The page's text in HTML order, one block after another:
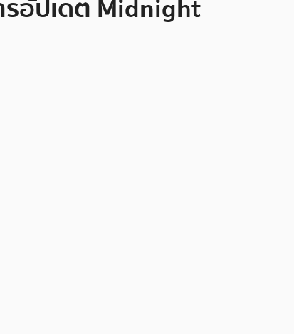
อัปเดต Midnight